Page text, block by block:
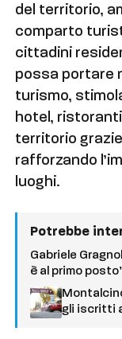
del territorio,
comparto
cittadini
possa portare
turismo,
hotel,
territorio
rafforzando
luoghi.
Potrebbe
Gabriele
è al primo
gli iscritti